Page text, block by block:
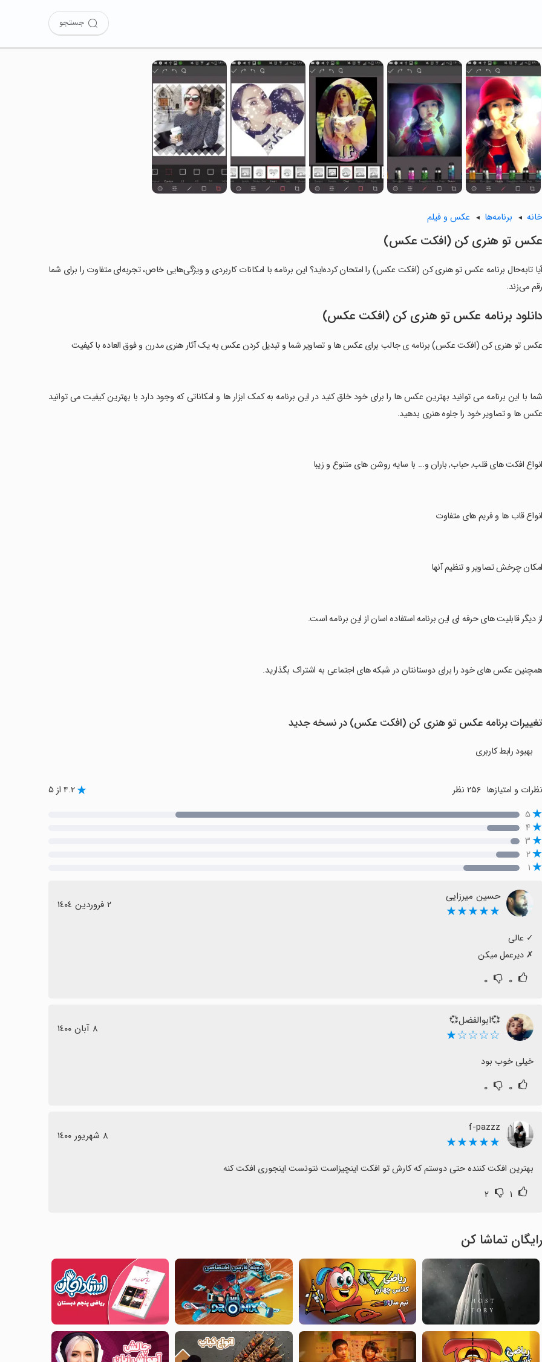
جستجو
خانه برنامه‌ها عکس و فیلم
عکس تو هنری کن (افکت عکس)
آیا تابه‌حال برنامه عکس تو هنری کن (افکت عکس) را امتحان کرده‌اید؟ این برنامه با امکانات کاربردی و ویژگی‌هایی خاص، تجربه‌ای متفاوت را برای شما
رقم می‌زند.
دانلود برنامه عکس تو هنری کن (افکت عکس)
عکس تو هنری کن (افکت عکس) برنامه ی جالب برای عکس ها و تصاویر شما و تبدیل کردن عکس به یک آثار هنری مدرن و فوق العاده با کیفیت
‏شما با این برنامه می توانید بهترین عکس ها را برای خود خلق کنید در این برنامه به کمک ابزار ها و امکاناتی که وجود دارد با بهترین کیفیت می توانید
عکس ها و تصاویر خود را جلوه هنری بدهید.
‏انواع افکت های قلب, حباب, باران و... با سایه روشن های متنوع و زیبا
‏انواع قاب ها و فریم های متفاوت
‏امکان چرخش تصاویر و تنظیم آنها
‏از دیگر قابلیت های حرفه ای این برنامه استفاده اسان از این برنامه است.
‏همچنین عکس های خود را برای دوستانتان در شبکه های اجتماعی به اشتراک بگذارید.
تغییرات برنامه عکس تو هنری کن (افکت عکس) در نسخه جدید
بهبود رابط کاربری
نظرات و امتیازها ۲۵۶ نظر ۴.۲ از ۵
۵
۴
۳
۲
۱
حسین میرزایی
★★★★★ ٢ فروردین ١٤٠٤
‏✗ دیرعمل میکن
۰ ۰
💞ابوالفضل💞
☆☆☆☆★ ٨ آبان ١٤٠٠
خیلی خوب بود
۰ ۰
f-pazzz
★★★★★ ٨ شهریور ١٤٠٠
بهترین افکت کننده حتی دوستم که کارش تو افکت اینچیزاست نتونست اینجوری افکت کنه
۱ ۲
رایگان تماشا کن